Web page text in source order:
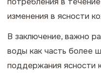
изменения в ясности
В заключение, важно
воды как часть более
поддержания ясности